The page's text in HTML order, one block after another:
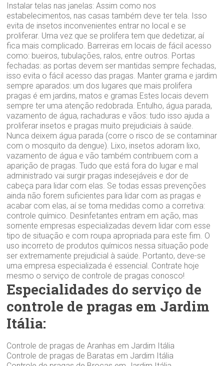
Instalar telas nas janelas: Assim como nos
estabelecimentos, nas casas também deve ter tela. Isso
evita de insetos inconvenientes entrar no local e se
proliferar. Uma vez que se prolifera tem que dedetizar, aí
fica mais complicado. Barreiras em locais de fácil acesso
como: bueiros, tubulações, ralos, entre outros. Portas
fechadas: as portas devem ser mantidas sempre fechadas,
isso evita o fácil acesso das pragas. Manter grama e jardim
sempre aparados: um dos lugares que mais prolifera
pragas é em jardins, matos e gramas Estes locais devem
sempre ter uma atenção redobrada. Entulho, água parada,
vazamento de água, rachaduras e vãos: tudo isso ajuda a
proliferar insetos e pragas muito prejudiciais à saúde.
Nunca deixem água parada (corre o risco de se contaminar
com o mosquito da dengue). Lixo, insetos adoram lixo,
vazamento de água e vão também contribuem com a
aparição de pragas. Tudo que está fora do lugar e mal
administrado vai surgir pragas indesejáveis e dor de
cabeça para lidar com elas. Se todas essas prevenções
ainda não forem suficientes para lidar com as pragas e
acabar com elas, aí se toma medidas como a corretiva:
controle químico. Desinfetantes entram em ação, mas
somente empresas especializadas devem lidar com esse
tipo de situação e com roupa apropriada para este fim. O
uso incorreto de produtos químicos nessa situação pode
ser extremamente prejudicial à saúde. Portanto, deve-se
uma empresa especializada é essencial. Contrate hoje
mesmo o serviço de controle de pragas conosco!
Especialidades do serviço de
controle de pragas em Jardim
Itália:
Controle de pragas de Aranhas em Jardim Itália
Controle de pragas de Baratas em Jardim Itália